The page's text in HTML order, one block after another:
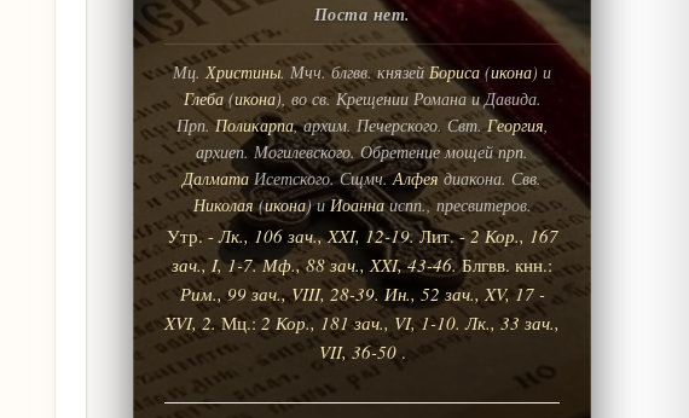
Поста нет.
Мц.Христины. Мчч. блгвв. князейБориса (икона) и
Глеба(икона), во св. Крещении Романа и Давида.
Прп.Поликарпа, архим. Печерского. Свт.Георгия,
архиеп. Могилевского. Обретение мощей прп.
Далмата Исетского. Сщмч.Алфеядиакона. Свв.
Николая(икона) иИоаннаиспп., пресвитеров.
Утр. -Лк., 106 зач., XXI, 12-19.Лит. -2 Кор., 167
зач., I, 1-7. Мф., 88 зач., XXI, 43-46.Блгвв. кнн.:
Рим., 99 зач., VIII, 28-39. Ин., 52 зач., XV, 17 -
XVI, 2.Мц.: 2 Кор., 181 зач., VI, 1-10. Лк., 33 зач.,
VII, 36-50 .